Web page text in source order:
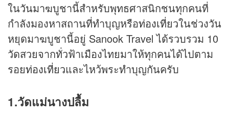
ในวันมาฆบูชานี้สำหรับพุทธศาสนิกชนทุกคนที่
กำลังมองหาสถานที่ทำบุญหรือท่องเที่ยวในช่วงวัน
หยุดมาฆบูชานี้อยู่ Sanook Travel ได้รวบรวม 10
วัดสวยจากทั่วฟ้าเมืองไทยมาให้ทุกคนได้ไปตาม
รอยท่องเที่ยวและไหว้พระทำบุญกันครับ
1.วัดแม่นางปลื้ม